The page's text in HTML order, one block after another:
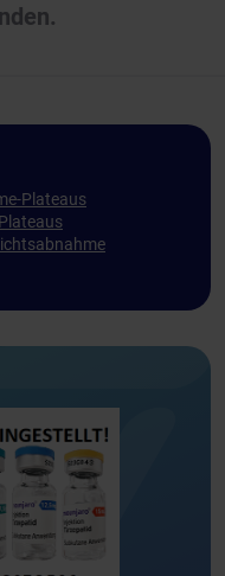
Plateaus